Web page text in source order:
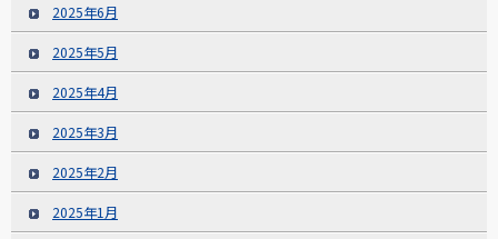
2025年6月
2025年5月
2025年4月
2025年3月
2025年2月
2025年1月